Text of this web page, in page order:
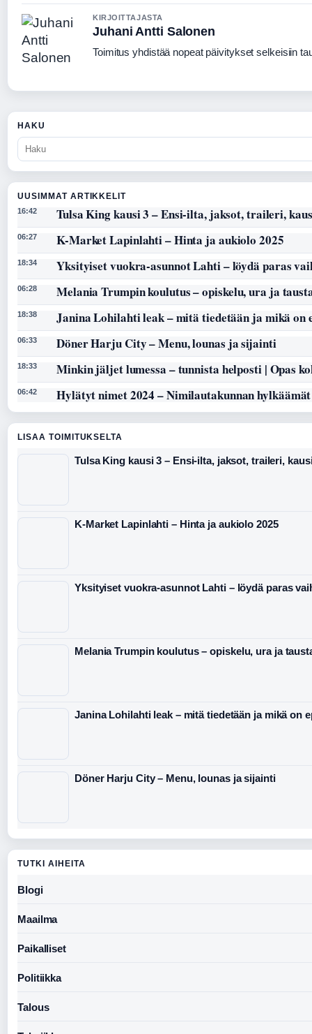
KIRJOITTAJASTA
Juhani Antti Salonen
Toimitus yhdistää nopeat päivitykset selkeisiin
HAKU
UUSIMMAT ARTIKKELIT
16:42 Tulsa King kausi 3 – Ensi-ilta, jaksot, traileri,
06:27 K-Market Lapinlahti – Hinta ja aukiolo 2025
18:34 Yksityiset vuokra-asunnot Lahti – löydä paras
06:28 Melania Trumpin koulutus – opiskelu, ura ja
18:38 Janina Lohilahti leak – mitä tiedetään ja mikä on
06:33 Döner Harju City – Menu, lounas ja sijainti
18:33 Minkin jäljet lumessa – tunnista helposti | Opas
06:42 Hylätyt nimet 2024 – Nimilautakunnan
LISAA TOIMITUKSELTA
Tulsa King kausi 3 – Ensi-ilta, jaksot, traileri,
K-Market Lapinlahti – Hinta ja aukiolo 2025
Yksityiset vuokra-asunnot Lahti – löydä paras
Melania Trumpin koulutus – opiskelu, ura ja
Janina Lohilahti leak – mitä tiedetään ja mikä on
Döner Harju City – Menu, lounas ja sijainti
TUTKI AIHEITA
Blogi
Maailma
Paikalliset
Politiikka
Talous